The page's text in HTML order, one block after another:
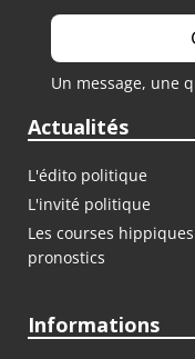
Un message, une
Actualités
L'édito politique
L'invité politique
Les courses
pronostics
Informations